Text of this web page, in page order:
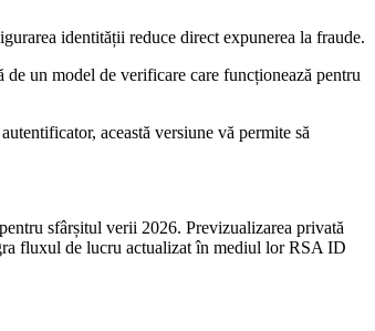
identității reduce direct expunerea la fraude.
un model de verificare care funcționează pentru
această versiune vă permite să
sfârșitul verii 2026. Previzualizarea privată
fluxul de lucru actualizat în mediul lor RSA ID